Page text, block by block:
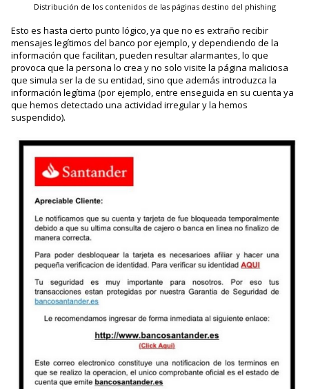
Distribución de los contenidos de las páginas destino del phishing
Esto es hasta cierto punto lógico, ya que no es extraño recibir
mensajes legítimos del banco por ejemplo, y dependiendo de la
información que facilitan, pueden resultar alarmantes, lo que
provoca que la persona lo crea y no solo visite la página maliciosa
que simula ser la de su entidad, sino que además introduzca la
información legítima (por ejemplo, entre enseguida en su cuenta ya
que hemos detectado una actividad irregular y la hemos
suspendido).